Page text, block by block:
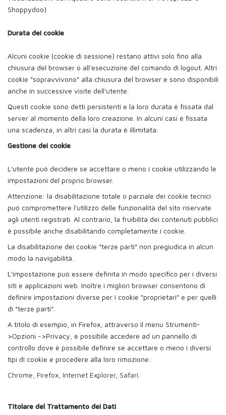
Shoppydoo)
Durata dei cookie
Alcuni cookie (cookie di sessione) restano attivi solo fino alla
chiusura del browser o all'esecuzione del comando di logout. Altri
cookie “sopravvivono” alla chiusura del browser e sono disponibili
anche in successive visite dell'utente.
Questi cookie sono detti persistenti e la loro durata è fissata dal
server al momento della loro creazione. In alcuni casi è fissata
una scadenza, in altri casi la durata è illimitata.
Gestione dei cookie
L'utente può decidere se accettare o meno i cookie utilizzando le
impostazioni del proprio browser.
Attenzione: la disabilitazione totale o parziale dei cookie tecnici
può compromettere l'utilizzo delle funzionalità del sito riservate
agli utenti registrati. Al contrario, la fruibilità dei contenuti pubblici
è possibile anche disabilitando completamente i cookie.
La disabilitazione dei cookie “terze parti” non pregiudica in alcun
modo la navigabilità.
L'impostazione può essere definita in modo specifico per i diversi
siti e applicazioni web. Inoltre i migliori browser consentono di
definire impostazioni diverse per i cookie “proprietari” e per quelli
di “terze parti”.
A titolo di esempio, in Firefox, attraverso il menu Strumenti-
>Opzioni ->Privacy, è possibile accedere ad un pannello di
controllo dove è possibile definire se accettare o meno i diversi
tipi di cookie e procedere alla loro rimozione:
Chrome Firefox Internet Explorer, Safari
Titolare del Trattamento dei Dati